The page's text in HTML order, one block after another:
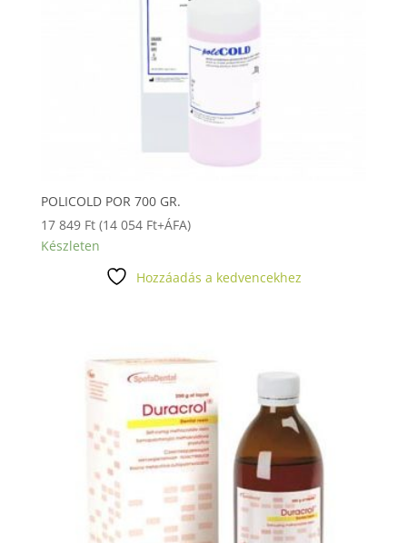
POLICOLD POR 700 GR.
17 849 Ft (14 054 Ft+ÁFA)
Készleten
Hozzáadás a kedvencekhez